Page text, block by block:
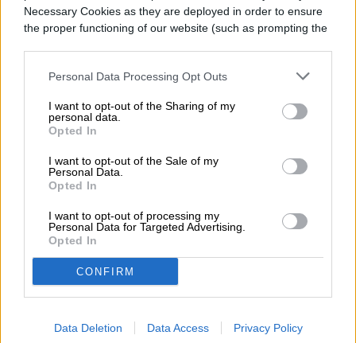
Necessary Cookies as they are deployed in order to ensure
the proper functioning of our website (such as prompting the
Personal Data Processing Opt Outs
I want to opt-out of the Sharing of my
personal data.
Opted In
I want to opt-out of the Sale of my
Personal Data.
Opted In
I want to opt-out of processing my
Personal Data for Targeted Advertising.
Opted In
CONFIRM
Data Deletion Data Access Privacy Policy
fallos en el Screen Sharing
de Mac
Apple ha lanzado macOS Tahoe 26.6.1 para